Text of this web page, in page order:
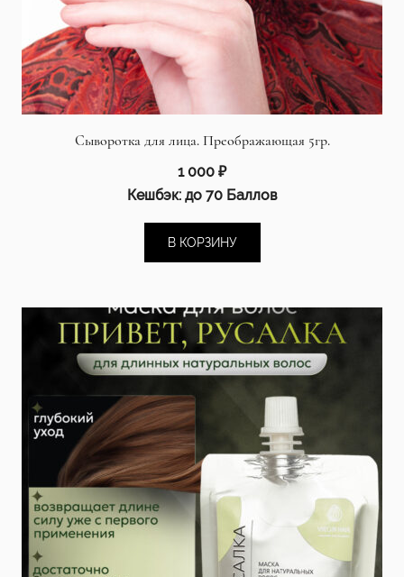
Сыворотка для лица. Преображающая 5гр.
1 000 ₽
Кешбэк: до 70 Баллов
В КОРЗИНУ